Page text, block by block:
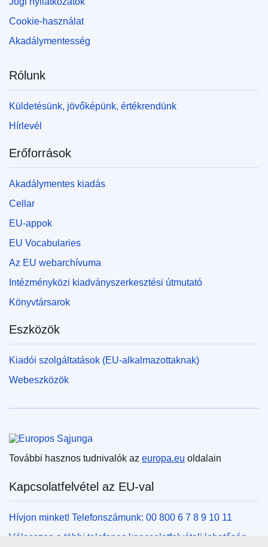
Cookie-használat
Akadálymentesség
Rólunk
Küldetésünk, jövőképünk, értékrendünk
Hírlevél
Erőforrások
Akadálymentes kiadás
Cellar
EU-appok
EU Vocabularies
Az EU webarchívuma
Intézményközi kiadványszerkesztési útmutató
Könyvtársarok
Eszközök
Kiadói szolgáltatások (EU-alkalmazottaknak)
Webeszközök
További hasznos tudnivalók az europa.eu oldalain
Kapcsolatfelvétel az EU-val
Hívjon minket! Telefonszámunk: 00 800 6 7 8 9 10 11
Válasszon a többi telefonos kapcsolatfelvételi lehetőség